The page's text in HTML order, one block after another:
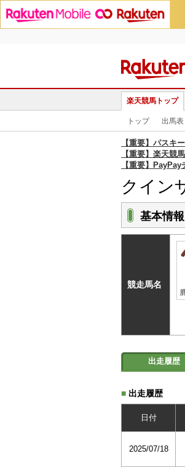
楽天競馬トップ
トップ 出馬表
【重要】パスキ
【重要】楽天競
【重要】
クイン
基本情報
競走馬名
出走履歴
■ 出走履歴
日付
2025/07/18